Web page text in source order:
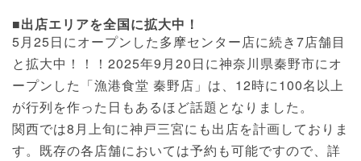
■出店エリアを全国に拡大中！
5月25日にオープンした多摩センター店に続き7店舗目
と拡大中！！！2025年9月20日に神奈川県秦野市にオ
ープンした「漁港食堂 秦野店」は、12時に100名以上
が行列を作った日もあるほど話題となりました。
関西では8月上旬に神戸三宮にも出店を計画しておりま
す。既存の各店舗においては予約も可能ですので、詳